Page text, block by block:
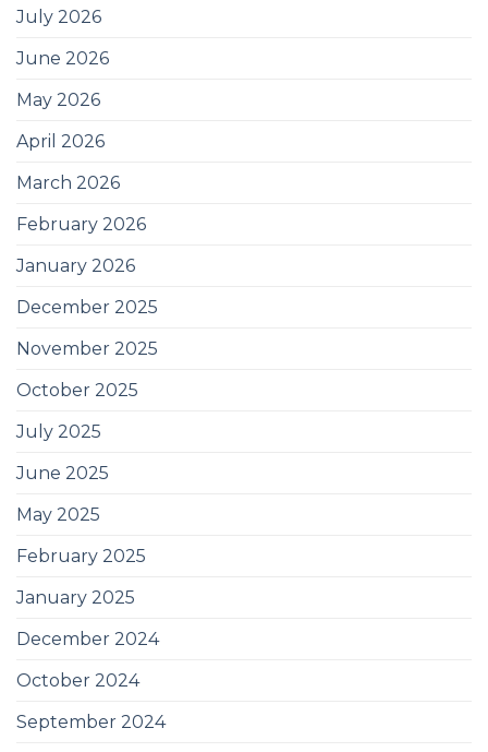
July 2026
June 2026
May 2026
April 2026
March 2026
February 2026
January 2026
December 2025
November 2025
October 2025
July 2025
June 2025
May 2025
February 2025
January 2025
December 2024
October 2024
September 2024